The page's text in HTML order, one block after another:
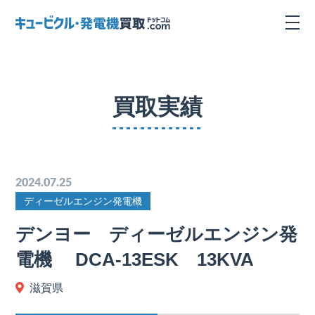
買取実績
2024.07.25
ディーゼルエンジン発電機
デンヨー ディーゼルエンジン発
電機 DCA-13ESK 13KVA
滋賀県